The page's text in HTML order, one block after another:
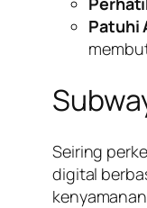
Patuhi
Seiring
digital